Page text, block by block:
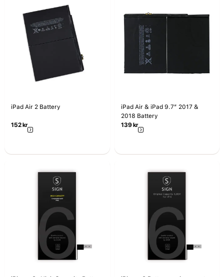
iPad Air 2 Battery
152kr
iPad Air & iPad 9.7” 2017 &
2018 Battery
139kr